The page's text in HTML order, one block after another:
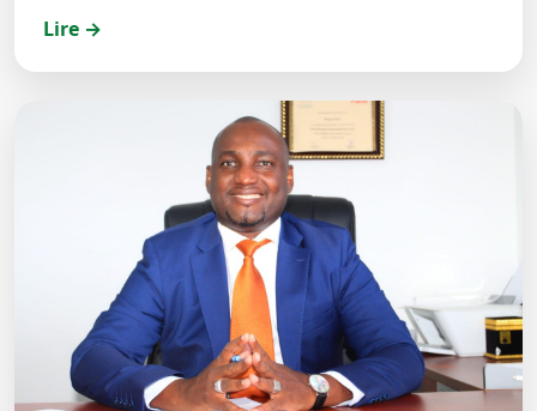
Lire →